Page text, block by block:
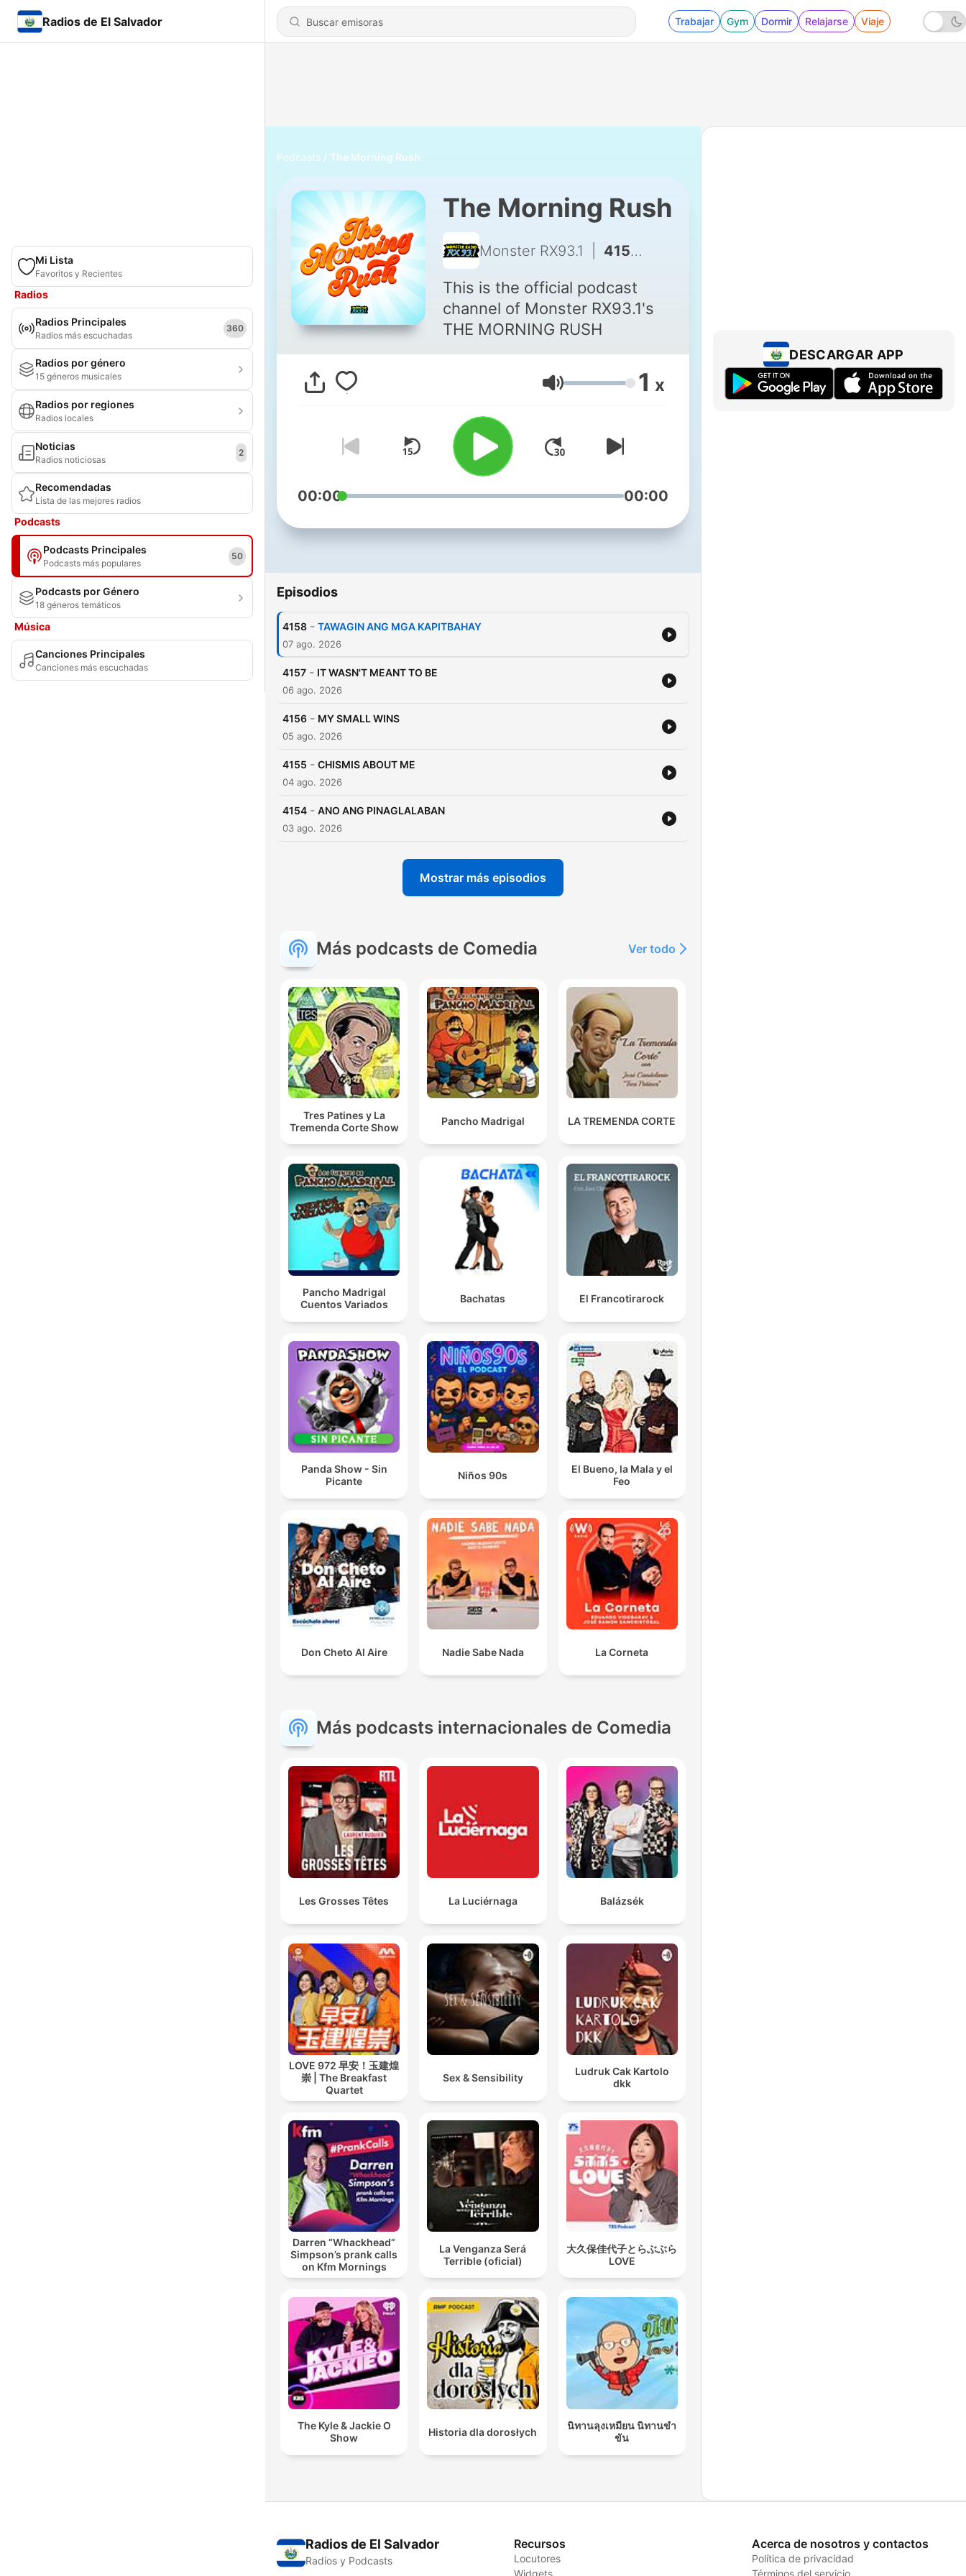
Radios de El Salvador Trabajar Gym Dormir Relajarse Viaje
Mi Lista
Favoritos y Recientes
Radios
Radios Principales
Radios más escuchadas
360
Radios por género
15 géneros musicales
Radios por regiones
Radios locales
Noticias
Radios noticiosas
2
Recomendadas
Lista de las mejores radios
Podcasts
Podcasts Principales
Podcasts más populares
50
Podcasts por Género
18 géneros temáticos
Música
Canciones Principales
Canciones más escuchadas
Podcasts The Morning Rush
The Morning Rush
Monster RX93.1 4158 - TAWAGIN ANG MGA KAPITBAHAY
This is the official podcast
channel of Monster RX93.1's
THE MORNING RUSH
Volumen 1 x
00:00 00:00
Episodios
4158 - TAWAGIN ANG MGA KAPITBAHAY
07 ago. 2026
4157 - IT WASN'T MEANT TO BE
06 ago. 2026
4156 - MY SMALL WINS
05 ago. 2026
4155 - CHISMIS ABOUT ME
04 ago. 2026
4154 - ANO ANG PINAGLALABAN
03 ago. 2026
Mostrar más episodios
Más podcasts de Comedia Ver todo
Tres Patines y La
Tremenda Corte Show
Pancho Madrigal LA TREMENDA CORTE
Pancho Madrigal
Cuentos Variados
Bachatas El Francotirarock
Panda Show - Sin
Picante
Niños 90s
El Bueno, la Mala y el
Feo
Don Cheto Al Aire Nadie Sabe Nada La Corneta
Más podcasts internacionales de Comedia
Les Grosses Têtes La Luciérnaga Balázsék
LOVE 972 早安！玉建煌
崇 | The Breakfast
Quartet
Sex & Sensibility
Ludruk Cak Kartolo
dkk
Darren “Whackhead”
Simpson’s prank calls
on Kfm Mornings
La Venganza Será
Terrible (oficial)
大久保佳代子とらぶぶら
LOVE
The Kyle & Jackie O
Show
Historia dla dorosłych
นิทานลุงเหมียน นิทานขำ
ขัน
DESCARGAR APP
Radios de El Salvador
Radios y Podcasts
Recursos
Locutores
Widgets
Acerca de nosotros y contactos
Política de privacidad
Términos del servicio